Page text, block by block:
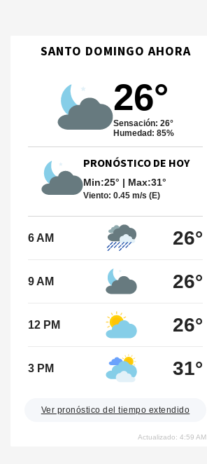
SANTO DOMINGO AHORA
26°
Sensación: 26°
Humedad: 85%
PRONÓSTICO DE HOY
Min:25° | Max:31°
Viento: 0.45 m/s (E)
6 AM 26°
9 AM 26°
12 PM 26°
3 PM 31°
Ver pronóstico del tiempo extendido
Actualizado: 4:59 AM